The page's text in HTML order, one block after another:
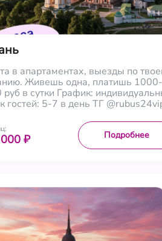
в апартаментах, выезды по
Живешь одна, платишь 1000-
руб в сутки График:
гостей: 5-7 в день ТГ
₽ Подробнее